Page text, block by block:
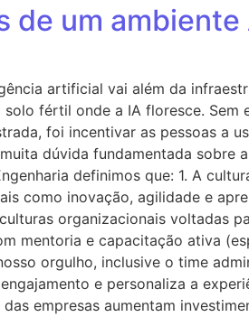
de um
artificial vai além da
fértil onde a IA floresce. Sem
foi incentivar as pessoas a
dúvida fundamentada
definimos que: 1. A
como inovação, agilidade e
organizacionais voltadas
mentoria e capacitação ativa
orgulho, inclusive o time
e personaliza a
empresas aumentam